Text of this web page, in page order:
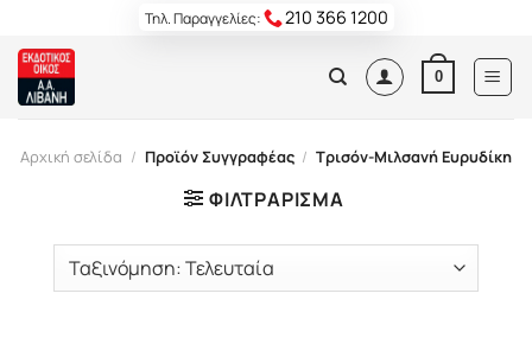
content
Τηλ. Παραγγελίες: 210 366 1200
0
Αρχική σελίδα / Προϊόν Συγγραφέας / Τρισόν-Μιλσανή Ευρυδίκη
ΦΙΛΤΡΆΡΙΣΜΑ